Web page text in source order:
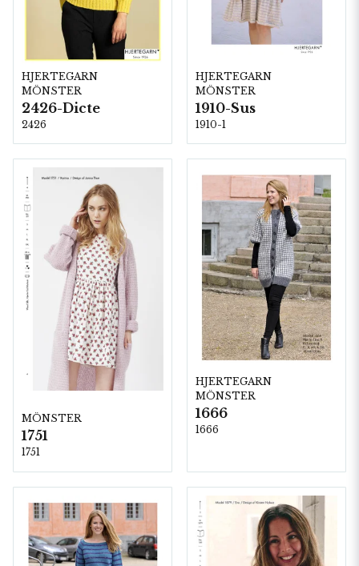
HJERTEGARN
MÖNSTER
2426-Dicte
2426
HJERTEGARN
MÖNSTER
1910-Sus
1910-1
MÖNSTER
1751
1751
HJERTEGARN
MÖNSTER
1666
1666